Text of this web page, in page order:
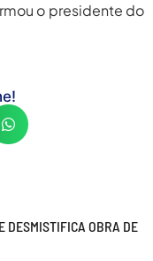
o presidente do
DESMISTIFICA OBRA DE